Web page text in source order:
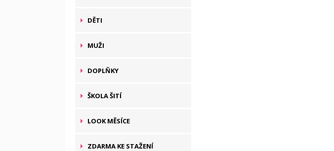
DĚTI
MUŽI
DOPLŇKY
ŠKOLA ŠITÍ
LOOK MĚSÍCE
ZDARMA KE STAŽENÍ